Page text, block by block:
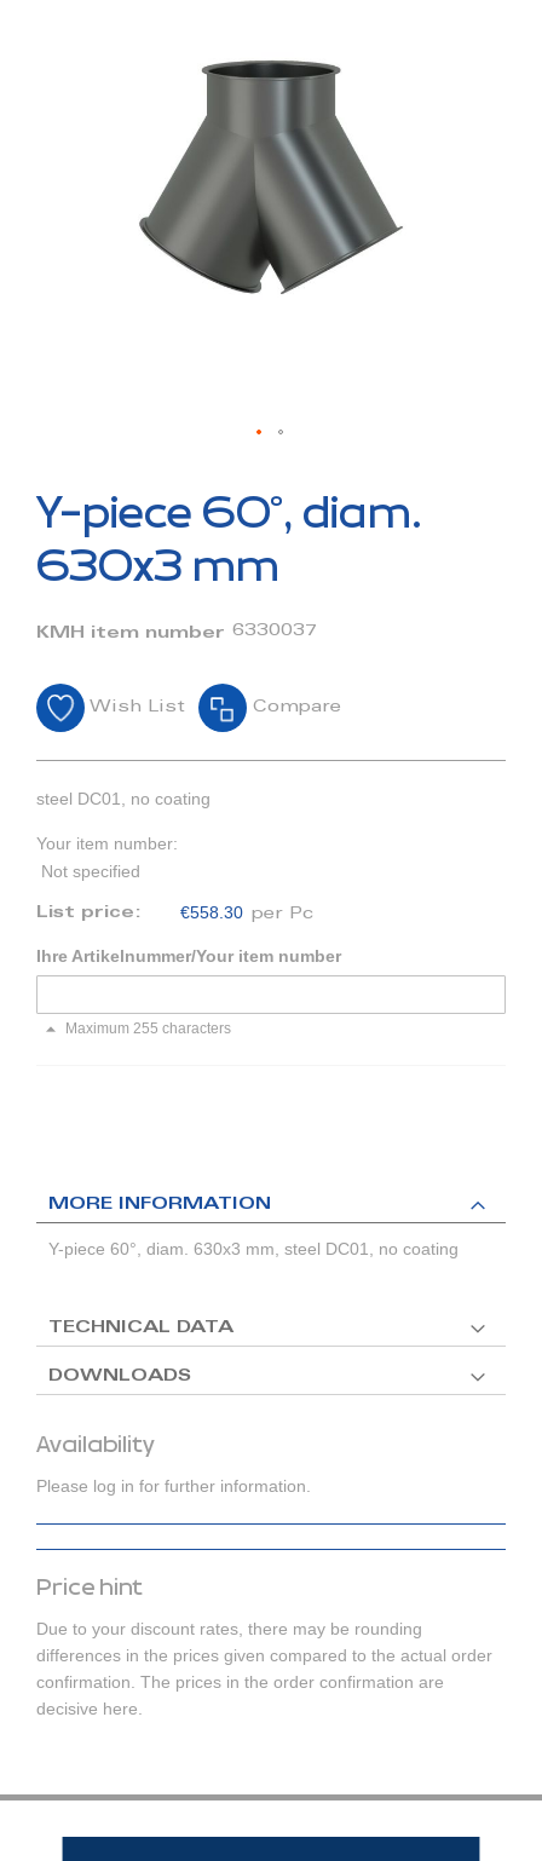
the
beginning
of
images
Y-piece 60°, diam.
630x3 mm
KMH item number 6330037
Wish List Compare
steel DC01, no coating
Your item number:
Not specified
List price: €558.30 per Pc
Ihre Artikelnummer/Your item number
Maximum 255 characters
Availability
Please log in for further information.
Price hint
Due to your discount rates, there may be rounding
differences in the prices given compared to the actual order
confirmation. The prices in the order confirmation are
decisive here.
MORE INFORMATION
Y-piece 60°, diam. 630x3 mm, steel DC01, no coating
TECHNICAL DATA
DOWNLOADS